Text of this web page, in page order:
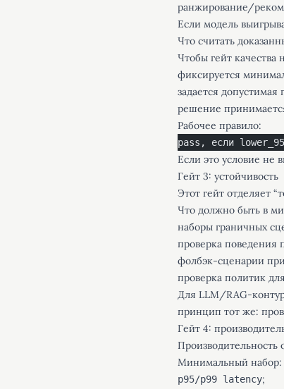
ранжирование/
Если модель
Что считать
Чтобы гейт качества
фиксируется
задается допустимая
решение
Рабочее правило:
pass, если
Если это условие не
Гейт 3: устойчивость
Этот гейт отделяет
Что должно быть в
наборы граничных
проверка поведения
фолбэк-сценарии
проверка политик
Для LLM/RAG-
принцип тот же:
Гейт 4:
Производительность
Минимальный набор:
p95/p99 latency;